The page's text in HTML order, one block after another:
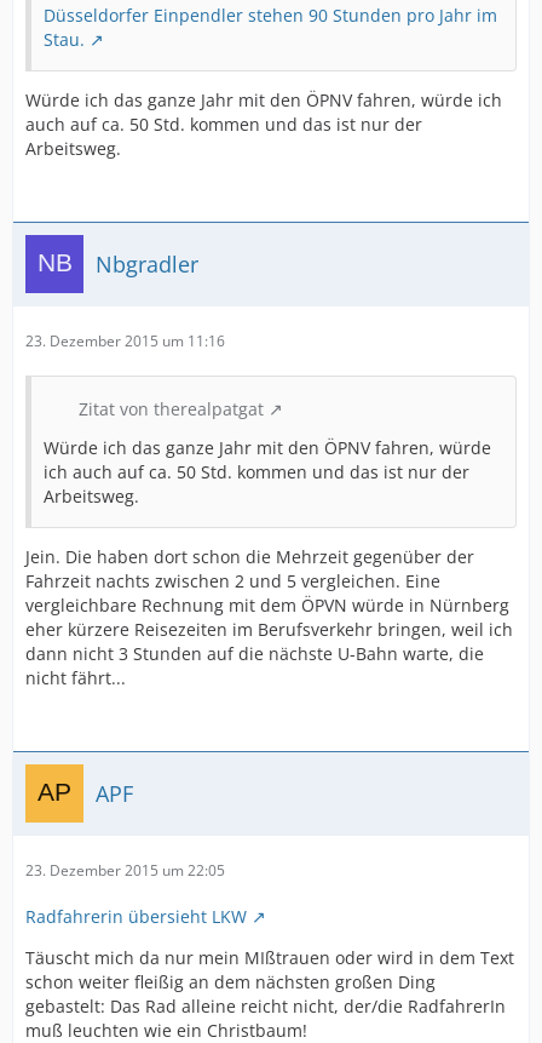
Düsseldorfer Einpendler stehen 90 Stunden pro Jahr im
Stau.
Würde ich das ganze Jahr mit den ÖPNV fahren, würde ich
auch auf ca. 50 Std. kommen und das ist nur der
Arbeitsweg.
Nbgradler
23. Dezember 2015 um 11:16
Zitat von therealpatgat
Würde ich das ganze Jahr mit den ÖPNV fahren, würde
ich auch auf ca. 50 Std. kommen und das ist nur der
Arbeitsweg.
Jein. Die haben dort schon die Mehrzeit gegenüber der
Fahrzeit nachts zwischen 2 und 5 vergleichen. Eine
vergleichbare Rechnung mit dem ÖPVN würde in Nürnberg
eher kürzere Reisezeiten im Berufsverkehr bringen, weil ich
dann nicht 3 Stunden auf die nächste U-Bahn warte, die
nicht fährt...
APF
23. Dezember 2015 um 22:05
Radfahrerin übersieht LKW
Täuscht mich da nur mein MIßtrauen oder wird in dem Text
schon weiter fleißig an dem nächsten großen Ding
gebastelt: Das Rad alleine reicht nicht, der/die RadfahrerIn
muß leuchten wie ein Christbaum!